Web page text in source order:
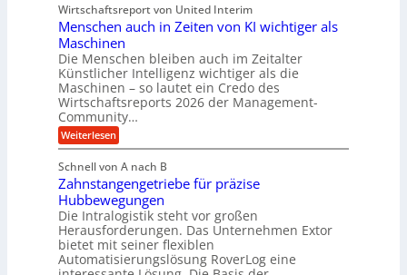
n
b
a
u
i
a
l
B
u
s
i
n
e
s
s
c
o
s
y
s
t
e
m
v
l
l
c
h
u
t
z
s
c
h
l
ä
c
h
e
i
n
2
2
g
u
l
a
T
e
c
h
n
o
l
o
g
i
e
s
b
e
z
i
e
Wirtschaftsreport von United Interim
Menschen auch in Zeiten von KI wichtiger als
Maschinen
Die Menschen bleiben auch im Zeitalter
Künstlicher Intelligenz wichtiger als die
Maschinen – so lautet ein Credo des
Wirtschaftsreports 2026 der Management-
Community…
Weiterlesen:
M
n
s
c
h
e
n
a
u
Schnell von A nach B
Zahnstangengetriebe für präzise
Hubbewegungen
Die Intralogistik steht vor großen
Herausforderungen. Das Unternehmen Extor
bietet mit seiner flexiblen
Automatisierungslösung RoverLog eine